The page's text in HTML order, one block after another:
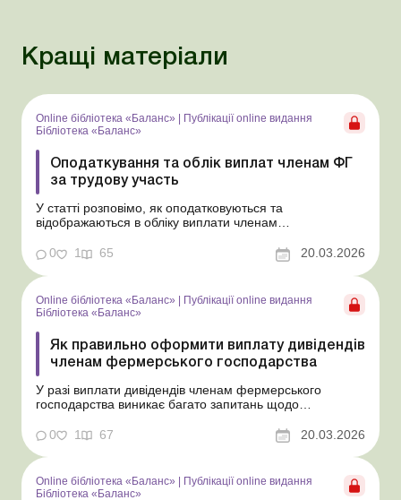
Кращі матеріали
Online бібліотека «Баланс»
Публікації online видання
Бібліотека «Баланс»
Оподаткування та облік виплат членам ФГ
за трудову участь
У статті розповімо, як оподатковуються та
відображаються в обліку виплати членам
не є зарплатою та не вважаються дивідендами.
Бібліотека Баланс № 5 «Дивіденди: інструкція з
оформлення, обліку та оподаткування» На відміну від
осіб, з...
0 1 65 20.03.2026
Online бібліотека «Баланс» | Публікації online видання
Бібліотека «Баланс»
Як правильно оформити виплату дивідендів
членам фермерського господарства
У разі виплати дивідендів членам фермерського
господарства виникає багато запитань щодо
оформлення. Відповіді на основні з них надамо в цій
статті. Бібліотека Баланс № 5 «Дивіденди: інструкція з
оформлення, обліку та оподаткування» Поряд...
0 1 67 20.03.2026
Online бібліотека «Баланс» | Публікації online видання
Бібліотека «Баланс»